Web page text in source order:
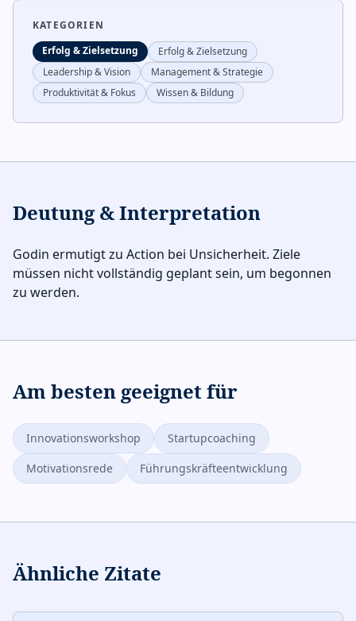
KATEGORIEN
Erfolg & Zielsetzung
Erfolg & Zielsetzung
Leadership & Vision
Management & Strategie
Produktivität & Fokus
Wissen & Bildung
Deutung & Interpretation
Godin ermutigt zu Action bei Unsicherheit. Ziele
müssen nicht vollständig geplant sein, um begonnen
zu werden.
Am besten geeignet für
Innovationsworkshop
Startupcoaching
Motivationsrede
Führungskräfteentwicklung
Ähnliche Zitate